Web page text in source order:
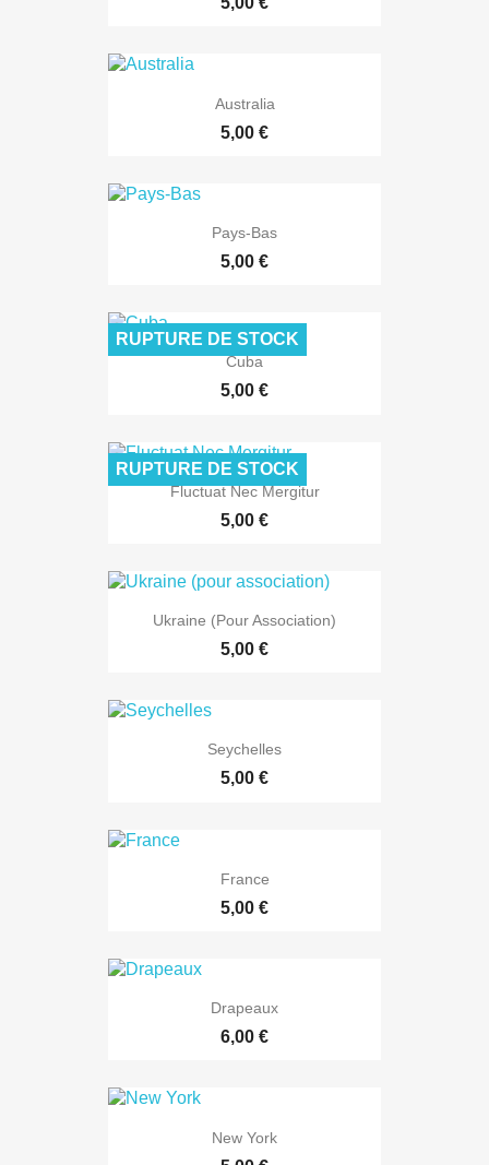
Australia
5,00 €
Pays-Bas
5,00 €
Cuba
5,00 €
RUPTURE DE STOCK
Fluctuat Nec Mergitur
5,00 €
RUPTURE DE STOCK
Ukraine (pour Association)
5,00 €
Seychelles
5,00 €
France
5,00 €
Drapeaux
6,00 €
New York